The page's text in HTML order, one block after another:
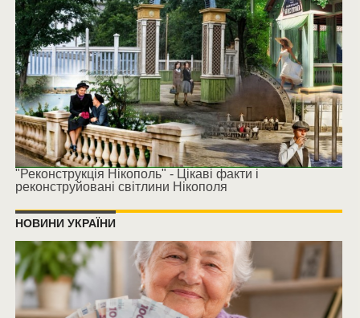
"Реконструкція Нікополь" - Цікаві факти і
реконструйовані світлини Нікополя
НОВИНИ УКРАЇНИ